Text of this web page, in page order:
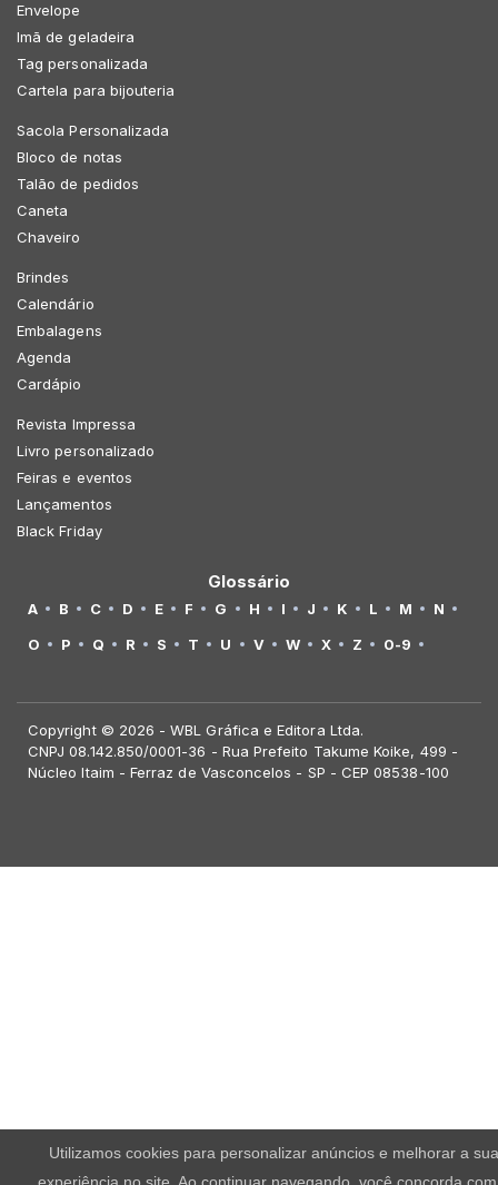
Envelope
Imã de geladeira
Tag personalizada
Cartela para bijouteria
Sacola Personalizada
Bloco de notas
Talão de pedidos
Caneta
Chaveiro
Brindes
Calendário
Embalagens
Agenda
Cardápio
Revista Impressa
Livro personalizado
Feiras e eventos
Lançamentos
Black Friday
Glossário
A B C D E F G H I J K L M
N
O
P Q R S T U V W X Z 0-9
Copyright © 2026 - WBL Gráfica e Editora Ltda.
CNPJ 08.142.850/0001-36 - Rua Prefeito Takume Koike, 499 -
Núcleo Itaim - Ferraz de Vasconcelos - SP - CEP 08538-100
Utilizamos cookies para personalizar anúncios e melhorar a sua